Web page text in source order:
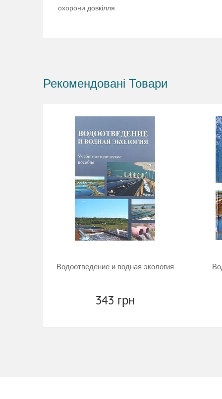
охорони довкілля.
Рекомендовані Товари
Водоотведение и водная экология
343 грн